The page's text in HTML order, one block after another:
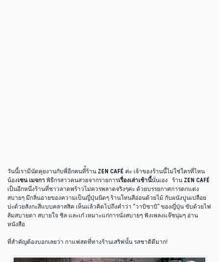
วันนี้เรามีนัดคุยงานกับพี่อีกคนที่้ร้าน ZEN CAFÉ ค่ะ เจ้าของร้านนี้ไม่ใช่ใครที่ไหน
น้องเซน เมจกา พิธีกรสาวคนสวยจากรายการเรื่องเล่าเช้านี้นั่นเอง ร้าน ZEN CAFÉ
เป็นอีกหนึ่งร้านที่ชาวลาดพร้าวไม่ควรพลาดจริงๆค่ะ ด้วยบรรยกาศการตกแต่ง
สบายๆ มีกลิ่นอายของความเป็นญี่ปุ่นนิดๆ ร้านโทนสีอ่อนด้วยไม้ กับผนังปูนเปลือย
ปะด้วยสังกะสีแบบคลาสสิค เห็นแล้วคิดไปถึงคำว่า “วาบิซาบิ” ของญี่ปุ่น ขับด้วยไฟ
ส้มสบายตา สบายใจ ชิล และเก๋ เหมาะแก่การนั่งสบายๆ ฟังเพลงแจ๊ซนุ่มๆ อ่าน
หนังสือ
ที่สำคัญต้องบอกเลยว่า กาแฟสดที่ทางร้านเสริฟนั้น รสชาติดีมาก!